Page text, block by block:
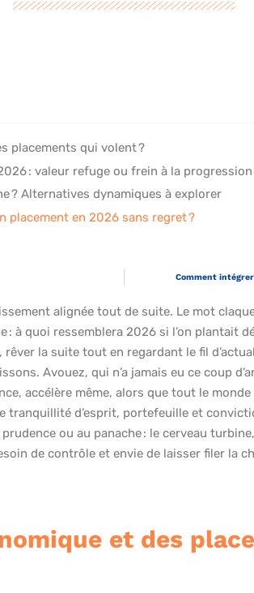
placements qui volent ?
: valeur refuge ou frein à la progression
? Alternatives dynamiques à explorer
placement en 2026 sans regret ?
Comment
alignée tout de suite. Le mot
: à quoi ressemblera 2026 si l’on plantait
rêver la suite tout en regardant le fil
Avouez, qui n’a jamais eu ce coup
accélère même, alors que tout le
tranquillité d’esprit, portefeuille et
ou au panache : le cerveau
de contrôle et envie de laisser filer la
et des